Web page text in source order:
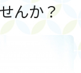
んか？